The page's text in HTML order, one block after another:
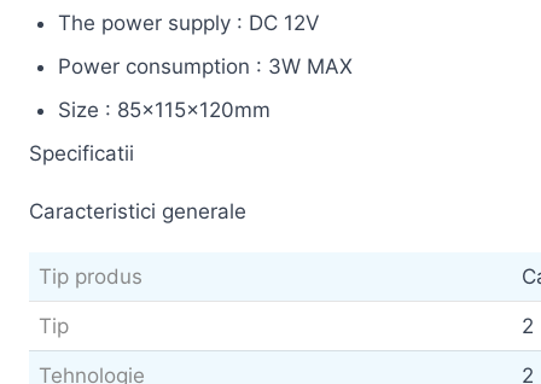
The power supply : DC 12V
Power consumption : 3W MAX
Size : 85x115x120mm
Specificatii
Caracteristici generale
Tip produs
Tip 2
Tehnologie 2